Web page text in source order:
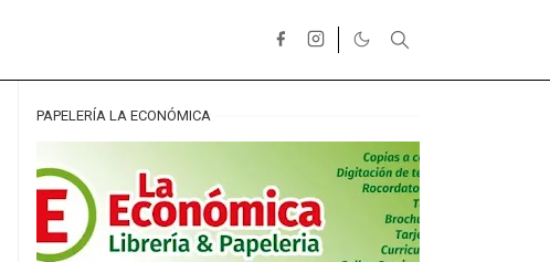
PAPELERÍA LA ECONÓMICA